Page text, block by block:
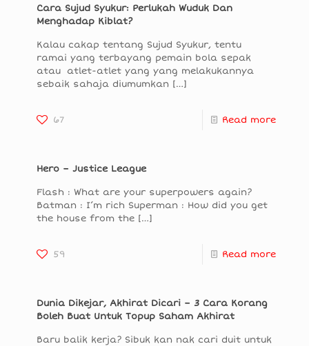
Cara Sujud Syukur: Perlukah Wuduk Dan
Menghadap Kiblat?
Kalau cakap tentang Sujud Syukur, tentu
ramai yang terbayang pemain bola sepak
atau atlet-atlet yang yang melakukannya
sebaik sahaja diumumkan […]
67 Read more
Hero – Justice League
Flash : What are your superpowers again?
Batman : I’m rich Superman : How did you get
the house from the […]
59 Read more
Dunia Dikejar, Akhirat Dicari – 3 Cara Korang
Boleh Buat Untuk Topup Saham Akhirat
Baru balik kerja? Sibuk kan nak cari duit untuk